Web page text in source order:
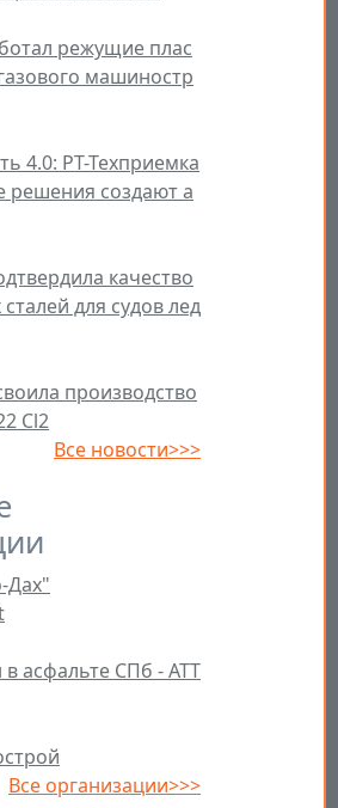
режущие плас
машиностр
4.0: РТ-Техприемка
создают а
качество
для судов лед
производство
Cl2
Все новости>>>
асфальте СПб - ATT
Все организации>>>